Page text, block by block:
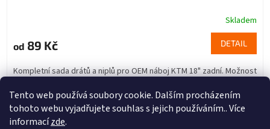
Tento web používá soubory cookie. Dalším procházením
tohoto webu vyjadřujete souhlas s jejich používáním.. Více
informacízde.
Skladem
od 89 Kč DETAIL
Kompletní sada drátů a niplů pro OEM náboj KTM 18" zadní. Možnost
Provedení chrome / stříbrná.
Sada
Kus